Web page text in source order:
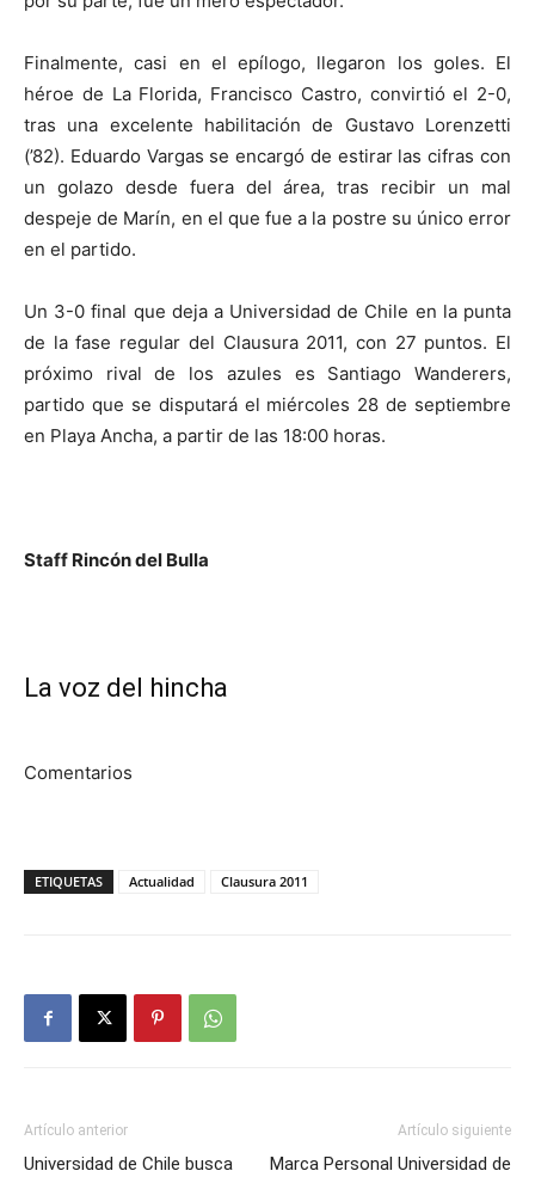
Finalmente, casi en el epílogo, llegaron los goles. El
héroe de La Florida, Francisco Castro, convirtió el 2-0,
tras una excelente habilitación de Gustavo Lorenzetti
(’82). Eduardo Vargas se encargó de estirar las cifras con
un golazo desde fuera del área, tras recibir un mal
despeje de Marín, en el que fue a la postre su único error
en el partido.
Un 3-0 final que deja a Universidad de Chile en la punta
de la fase regular del Clausura 2011, con 27 puntos. El
próximo rival de los azules es Santiago Wanderers,
partido que se disputará el miércoles 28 de septiembre
en Playa Ancha, a partir de las 18:00 horas.
Staff Rincón del Bulla
La voz del hincha
Comentarios
ETIQUETAS Actualidad Clausura 2011
Artículo anterior
Universidad de Chile busca
Artículo siguiente
Marca Personal Universidad de